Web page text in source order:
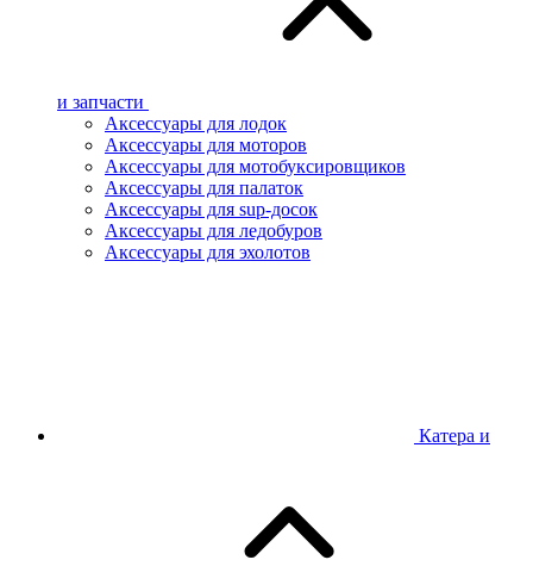
и запчасти
Аксессуары для лодок
Аксессуары для моторов
Аксессуары для мотобуксировщиков
Аксессуары для палаток
Аксессуары для sup-досок
Аксессуары для ледобуров
Аксессуары для эхолотов
Катера и